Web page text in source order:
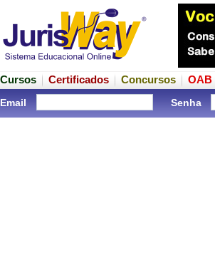
Cursos Certificados Concursos OAB
Email Senha